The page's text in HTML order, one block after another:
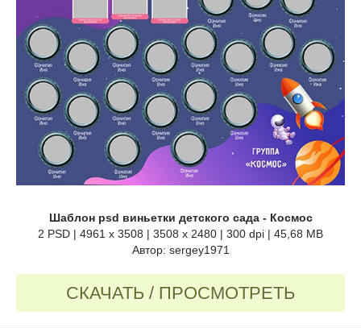
Шаблон psd виньетки детского сада - Космос
2 PSD | 4961 x 3508 | 3508 x 2480 | 300 dpi | 45,68 MB
Автор: sergey1971
СКАЧАТЬ / ПРОСМОТРЕТЬ